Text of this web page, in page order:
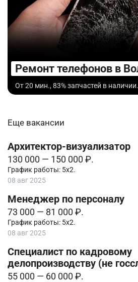
Ремонт телефонов в
От 20 мин., 83% запчастей в наличии.
Еще вакансии
Архитектор-визуализатор
130 000 — 150 000 ₽.
График работы: 5х2.
08 авг 2025
Менеджер по персоналу
73 000 — 81 000 ₽.
График работы: 5х2.
08 авг 2025
Специалист по кадровому
делопроизводству (не
55 000 — 60 000 ₽.